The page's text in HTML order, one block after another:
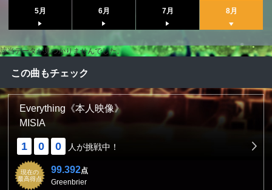
5月 6月 7月 8月
該当データが見つかりませんでした。
この曲もチェック
Everything《本人映像》
MISIA
1 0 0 人が挑戦中！
現在の
最高得点
99.392点
Greenbrier